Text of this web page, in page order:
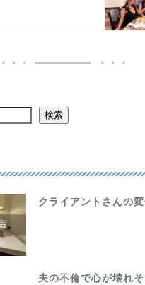
検索
クライアントさんの
夫の不倫で心が壊れ